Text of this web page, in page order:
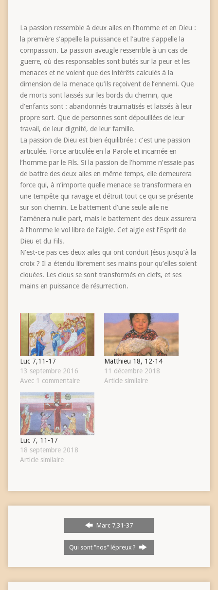
La passion ressemble à deux ailes en l’homme et en Dieu :
la première s’appelle la puissance et l’autre s’appelle la
compassion. La passion aveugle ressemble à un cas de
guerre, où des responsables sont butés sur la peur et les
menaces et ne voient que des intérêts calculés à la
dimension de la menace qu’ils reçoivent de l’ennemi. Que
de morts sont laissés sur les bords du chemin, que
d’enfants sont : abandonnés traumatisés et laissés à leur
propre sort. Que de personnes sont dépouillées de leur
travail, de leur dignité, de leur famille.
La passion de Dieu est bien équilibrée : c’est une passion
articulée. Force articulée en la Parole et incarnée en
l’homme par le Fils. Si la passion de l’homme n’essaie pas
de battre des deux ailes en même temps, elle demeurera
force qui, à n’importe quelle menace se transformera en
une tempête qui ravage et détruit tout ce qui se présente
sur son chemin. Le battement d’une seule aile ne
l’amènera nulle part, mais le battement des deux assurera
à l’homme le vol libre de l’aigle. Cet aigle est l’Esprit de
Dieu et du Fils.
N’est-ce pas ces deux ailes qui ont conduit Jésus jusqu’à la
croix ? Il a étendu librement ses mains pour qu’elles soient
clouées. Les clous se sont transformés en clefs, et ses
mains en puissance de résurrection.
Luc 7,11-17
13 septembre 2016
Avec 1 commentaire
Matthieu 18, 12-14
11 décembre 2018
Article similaire
Luc 7, 11-17
18 septembre 2018
Article similaire
Marc 7,31-37
Qui sont "nos" lépreux ?